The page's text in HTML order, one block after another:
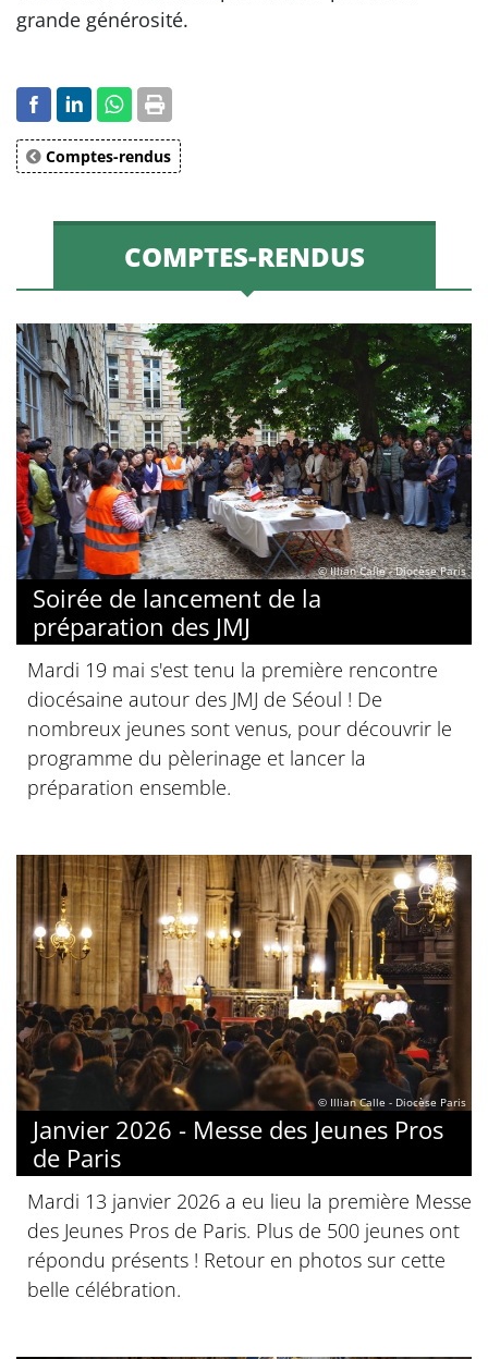
grande générosité.
Comptes-rendus
COMPTES-RENDUS
© Illian Calle - Diocèse Paris
Soirée de lancement de la
préparation des JMJ
Mardi 19 mai s'est tenu la première rencontre
diocésaine autour des JMJ de Séoul ! De
nombreux jeunes sont venus, pour découvrir le
programme du pèlerinage et lancer la
préparation ensemble.
© Illian Calle - Diocèse Paris
Janvier 2026 - Messe des Jeunes Pros
de Paris
Mardi 13 janvier 2026 a eu lieu la première Messe
des Jeunes Pros de Paris. Plus de 500 jeunes ont
répondu présents ! Retour en photos sur cette
belle célébration.